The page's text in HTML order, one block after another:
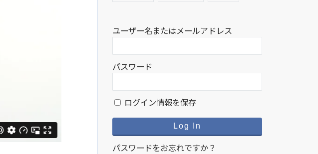
ユーザー名またはメールアドレス
パスワード
ログイン情報を保存
パスワードをお忘れですか？